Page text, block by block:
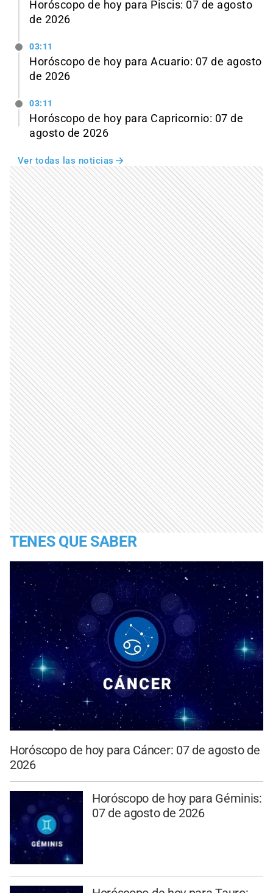
Horóscopo de hoy para Piscis: 07 de agosto
de 2026
03:11
Horóscopo de hoy para Acuario: 07 de agosto
de 2026
03:11
Horóscopo de hoy para Capricornio: 07 de
agosto de 2026
Ver todas las noticias
TENES QUE SABER
Horóscopo de hoy para Cáncer: 07 de agosto de
2026
Horóscopo de hoy para Géminis:
07 de agosto de 2026